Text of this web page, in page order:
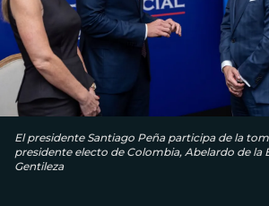
El presidente Santiago Peña participa de la
presidente electo de Colombia, Abelardo de la
Gentileza